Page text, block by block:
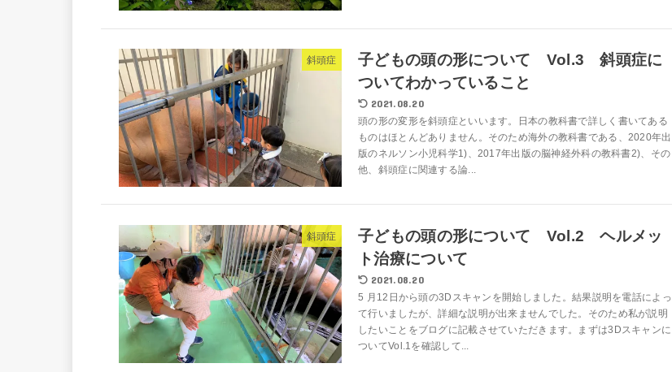
斜頭症
子どもの頭の形について Vol.3 斜頭症に
ついてわかっていること
2021.08.20
頭の形の変形を斜頭症といいます。日本の教科書で詳しく書いてある
ものはほとんどありません。そのため海外の教科書である、2020年出
版のネルソン小児科学1)、2017年出版の脳神経外科の教科書2)、その
他、斜頭症に関連する論...
斜頭症
子どもの頭の形について Vol.2 ヘルメッ
ト治療について
2021.08.20
5 月12日から頭の3Dスキャンを開始しました。結果説明を電話によっ
て行いましたが、詳細な説明が出来ませんでした。そのため私が説明
したいことをブログに記載させていただきます。まずは3Dスキャンに
ついてVol.1を確認して...